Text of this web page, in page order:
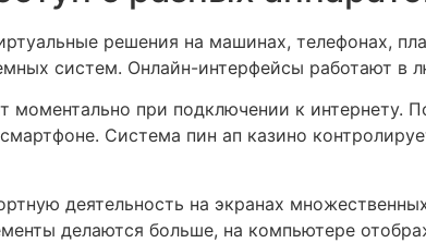
решения на машинах, телефонах,
систем. Онлайн-интерфейсы работают в
при подключении к интернету.
Система пин ап казино
деятельность на экранах
делаются больше, на компьютере